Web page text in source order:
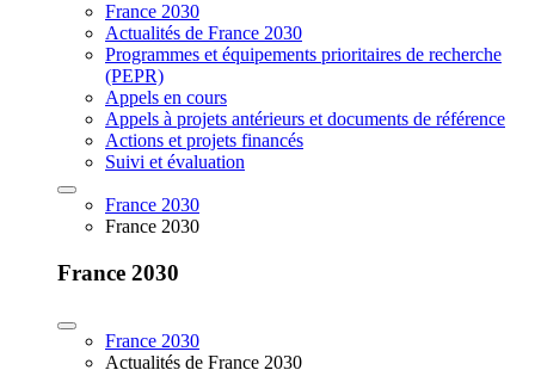
France 2030
Actualités de France 2030
Programmes et équipements prioritaires de recherche
(PEPR)
Appels en cours
Appels à projets antérieurs et documents de référence
Actions et projets financés
Suivi et évaluation
France 2030
France 2030
France 2030
France 2030
Actualités de France 2030